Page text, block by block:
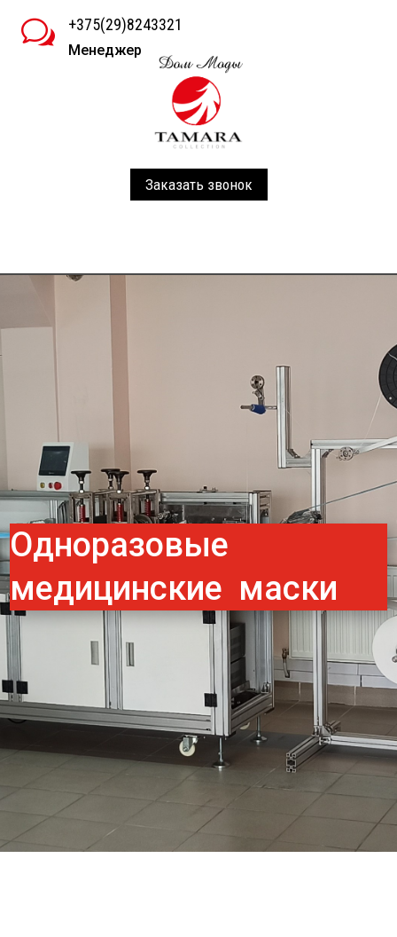
w +375(29)8243321
Менеджер
Заказать звонок
Одноразовые
медицинские маски